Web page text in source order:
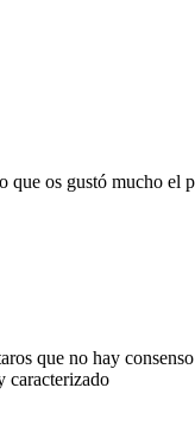
os gustó mucho el
que no hay
caracterizado